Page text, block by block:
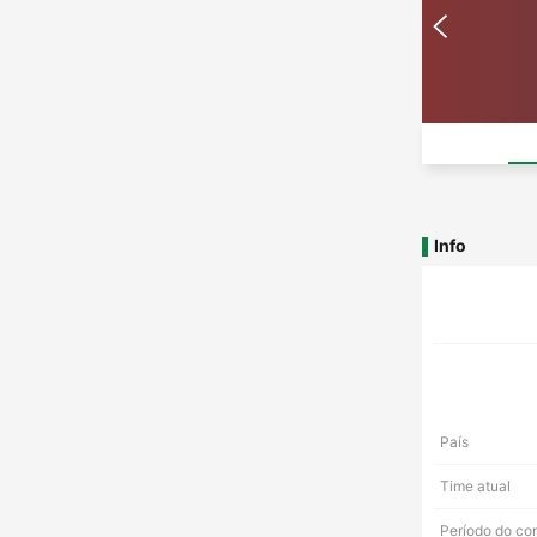
Info
País
Time atual
Período do